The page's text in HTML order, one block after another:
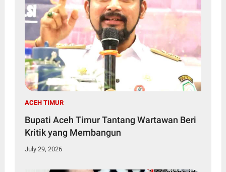
ACEH TIMUR
Bupati Aceh Timur Tantang Wartawan Beri
Kritik yang Membangun
July 29, 2026